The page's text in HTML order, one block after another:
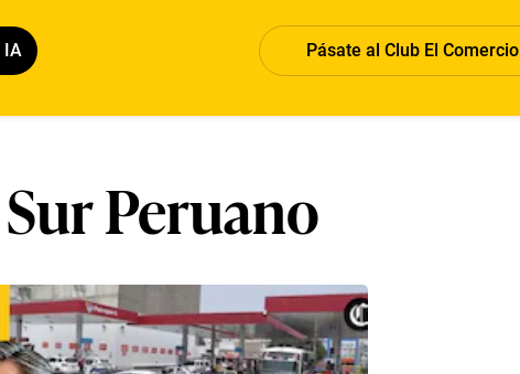
IA Pásate al Club El Comercio
Peruano